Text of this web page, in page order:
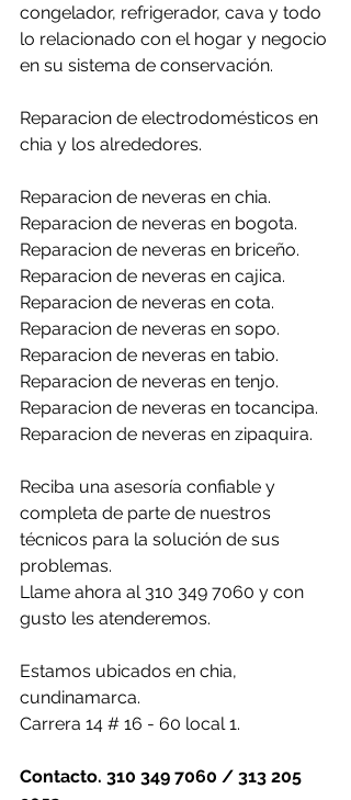
congelador, refrigerador, cava y todo
lo relacionado con el hogar y negocio
en su sistema de conservación.
Reparacion de electrodomésticos en
chia y los alrededores.
Reparacion de neveras en chia.
Reparacion de neveras en bogota.
Reparacion de neveras en briceño.
Reparacion de neveras en cajica.
Reparacion de neveras en cota.
Reparacion de neveras en sopo.
Reparacion de neveras en tabio.
Reparacion de neveras en tenjo.
Reparacion de neveras en tocancipa.
Reparacion de neveras en zipaquira.
Reciba una asesoría confiable y
completa de parte de nuestros
técnicos para la solución de sus
problemas.
Llame ahora al 310 349 7060 y con
gusto les atenderemos.
Estamos ubicados en chia,
cundinamarca.
Carrera 14 # 16 - 60 local 1.
Contacto. 310 349 7060 / 313 205